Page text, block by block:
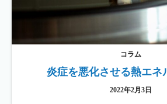
コラム
炎症を悪化させる熱エネ
2022年2月3日